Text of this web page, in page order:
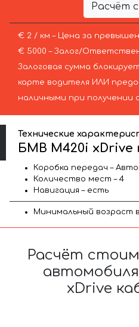
Расчёт
€ 2 / км – Цена за
€ 5000 – Залог/
Залоговая сумма
карте водителя ИЛИ
наличными при получении
Технические
БМВ M420i xDrive
Коробка передач –
Количество мест – 4
Навигация – есть
Минимальный возраст
Расчёт
xDrive